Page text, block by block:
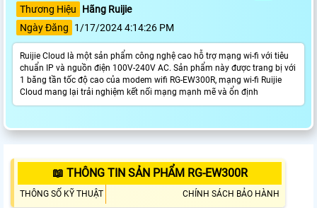
Thương Hiệu
Hãng Ruijie
Ngày Đăng
1/17/2024 4:14:26 PM
Ruijie Cloud là một sản phẩm công nghệ cao hỗ trợ mạng wi-fi với tiêu
chuẩn IP và nguồn điện 100V-240V AC. Sản phẩm này được trang bị với
1 băng tần tốc độ cao của modem wifi RG-EW300R, mạng wi-fi Ruijie
Cloud mang lại trải nghiệm kết nối mạng mạnh mẽ và ổn định
📖 THÔNG TIN SẢN PHẨM RG-EW300R
THÔNG SỐ KỸ THUẬT CHÍNH SÁCH BẢO HÀNH